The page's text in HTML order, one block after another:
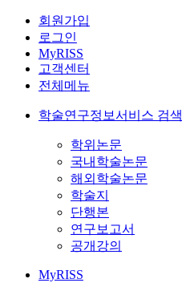
회원가입
로그인
MyRISS
고객센터
전체메뉴
학술연구정보서비스 검색
학위논문
국내학술논문
해외학술논문
학술지
단행본
연구보고서
공개강의
MyRISS